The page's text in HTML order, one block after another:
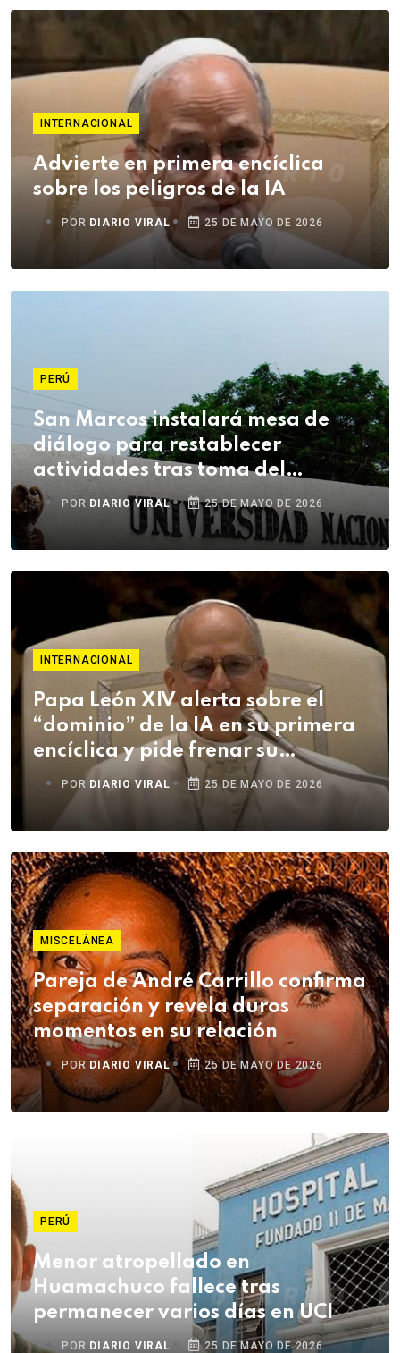
INTERNACIONAL
Advierte en primera encíclica
sobre los peligros de la IA
POR DIARIO VIRAL 25 DE MAYO DE 2026
PERÚ
San Marcos instalará mesa de
diálogo para restablecer
actividades tras toma del
campus
POR DIARIO VIRAL 25 DE MAYO DE 2026
INTERNACIONAL
Papa León XIV alerta sobre el
“dominio” de la IA en su primera
encíclica y pide frenar su
deshumanización
POR DIARIO VIRAL 25 DE MAYO DE 2026
MISCELÁNEA
Pareja de André Carrillo confirma
separación y revela duros
momentos en su relación
PORDIARIO VIRAL 25 DE MAYO DE 2026
PERÚ
Menor atropellado en
Huamachuco fallece tras
permanecer varios días en UCI
POR DIARIO VIRAL 25 DE MAYO DE 2026